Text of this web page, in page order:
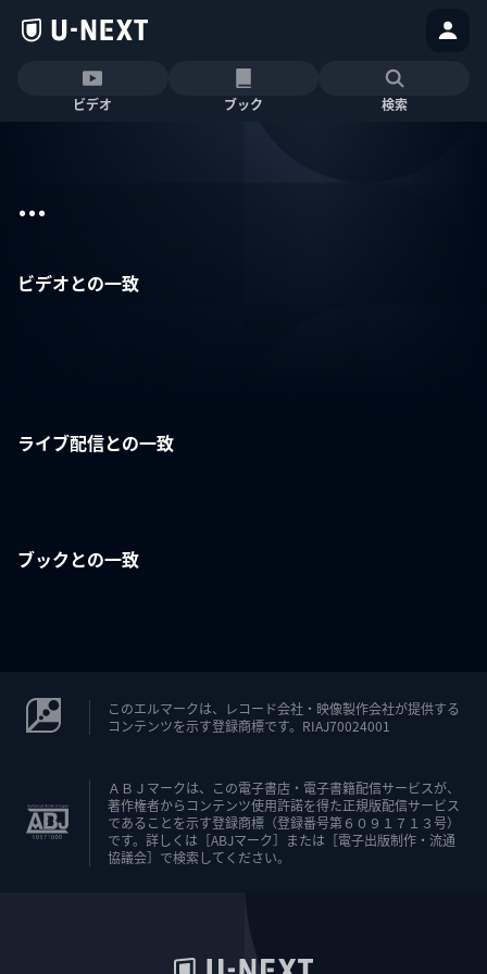
ビデオ ブック 検索
...
ビデオとの一致
ライブ配信との一致
ブックとの一致
このエルマークは、レコード会社・映像製作会社が提供する
コンテンツを示す登録商標です。RIAJ70024001
ＡＢＪマークは、この電子書店・電子書籍配信サービスが、
著作権者からコンテンツ使用許諾を得た正規版配信サービス
であることを示す登録商標（登録番号第６０９１７１３号）
です。詳しくは［ABJマーク］または［電子出版制作・流通
協議会］で検索してください。